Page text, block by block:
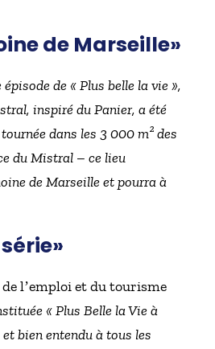
de Marseille»
de « Plus belle la vie »,
inspiré du Panier, a été
dans les 3 000 m² des
du Mistral – ce lieu
de Marseille et pourra à
lʼemploi et du tourisme
« Plus Belle la Vie à
bien entendu à tous les